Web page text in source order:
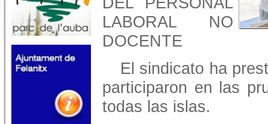
LABORAL NO
DOCENTE
El sindicato ha
participaron en las
todas las islas.